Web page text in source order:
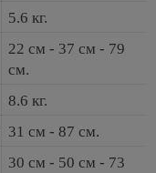
5.6 кг.
22 см - 37 см - 79
см.
8.6 кг.
31 см - 87 см.
30 см - 50 см - 73